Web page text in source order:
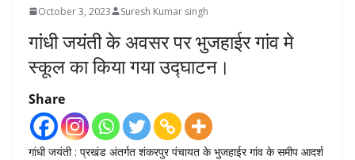
October 3, 2023 Suresh Kumar singh
गांधी जयंती के अवसर पर भुजहाईर गांव मे
स्कूल का किया गया उद्घाटन।
Share
गांधी जयंती : प्रखंड अंतर्गत शंकरपुर पंचायत के भुजहाईर गांव के समीप आदर्श